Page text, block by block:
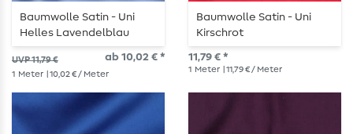
Baumwolle Satin - Uni
Helles Lavendelblau
UVP 11,79 € ab 10,02 € *
1 Meter | 10,02 € / Meter
Baumwolle Satin - Uni
Kirschrot
11,79 € *
1 Meter | 11,79 € / Meter